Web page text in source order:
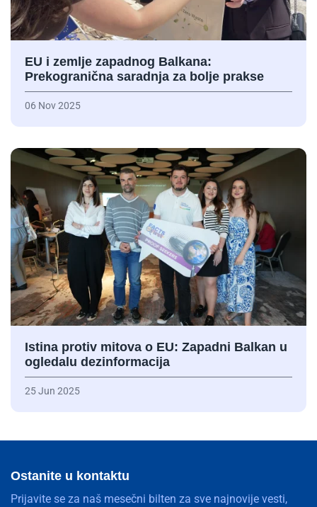
EU i zemlje zapadnog Balkana:
Prekogranična saradnja za bolje prakse
06 Nov 2025
Istina protiv mitova o EU: Zapadni Balkan u
ogledalu dezinformacija
25 Jun 2025
Ostanite u kontaktu
Prijavite se za naš mesečni bilten za sve najnovije vesti,